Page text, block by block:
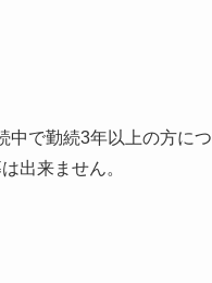
中で勤続3年以上の方につ
出来ません。